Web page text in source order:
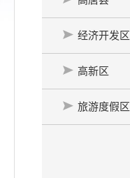
经济开发区
高新区
旅游度假区